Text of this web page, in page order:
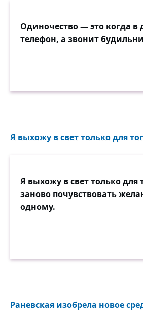
Одиночество — это когда в
телефон, а звонит
Я выхожу в свет только для
Я выхожу в свет только для
заново почувствовать
одному.
Раневская изобрела новое